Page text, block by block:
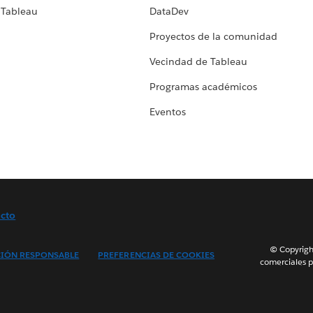
DataDev
Proyectos de la comunidad
Vecindad de Tableau
Programas académicos
Eventos
RESPONSABLE
PREFERENCIAS DE COOKIES
©
comerciales